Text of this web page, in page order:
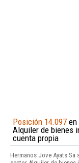
Posición 14.097
Alquiler de bienes
cuenta propia
Hermanos Jove Ayats Sa